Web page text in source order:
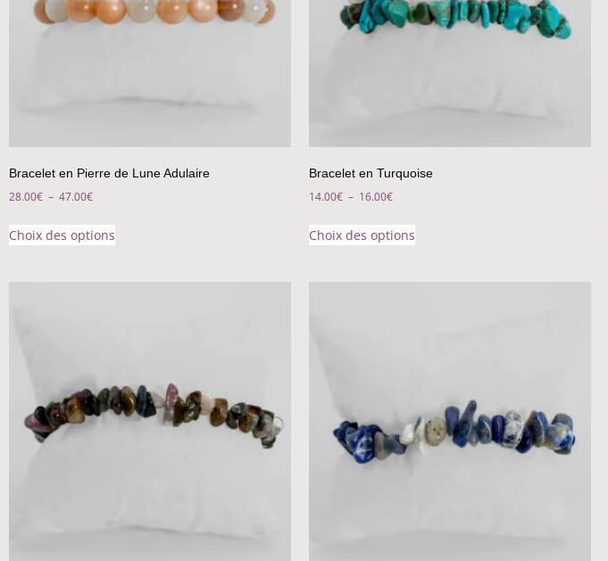
Bracelet en Pierre de Lune Adulaire
28.00€ – 47.00€
Choix des options
Bracelet en Turquoise
14.00€ – 16.00€
Choix des options